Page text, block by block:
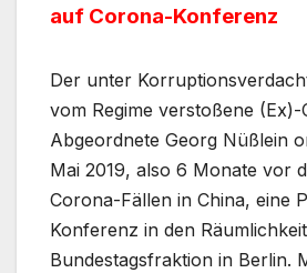
auf Corona-Konferenz
Der unter
vom Regime verstoßene (Ex)-
Abgeordnete Georg Nüßlein
Mai 2019, also 6 Monate vor
Corona-Fällen in China, eine
Konferenz in den
Bundestagsfraktion in Berlin.